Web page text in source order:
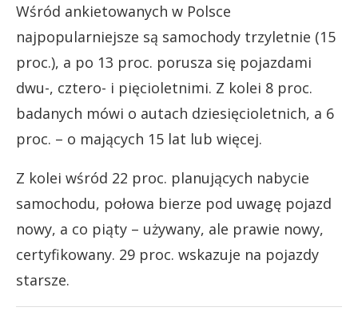
Wśród ankietowanych w Polsce
najpopularniejsze są samochody trzyletnie (15
proc.), a po 13 proc. porusza się pojazdami
dwu-, cztero- i pięcioletnimi. Z kolei 8 proc.
badanych mówi o autach dziesięcioletnich, a 6
proc. – o mających 15 lat lub więcej.
Z kolei wśród 22 proc. planujących nabycie
samochodu, połowa bierze pod uwagę pojazd
nowy, a co piąty – używany, ale prawie nowy,
certyfikowany. 29 proc. wskazuje na pojazdy
starsze.